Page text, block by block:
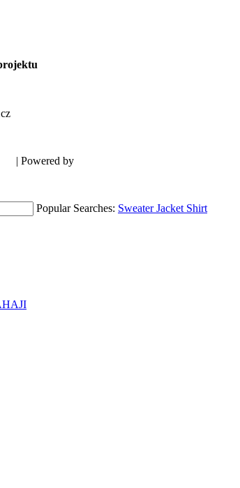
| Powered by
Popular Searches: SweaterJacket Shirt